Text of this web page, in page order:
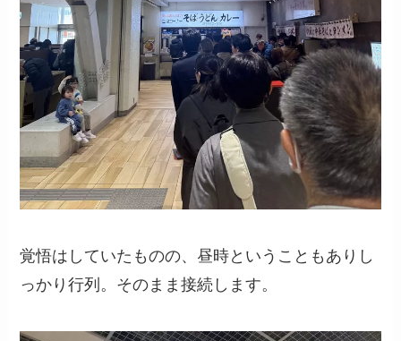
覚悟はしていたものの、昼時ということもありし
っかり行列。そのまま接続します。